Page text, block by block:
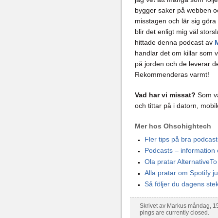
bygger saker på webben
misstagen och lär sig
blir det enligt mig väl
hittade denna podcast av
handlar det om killar som
på jorden och de leverar
Rekommenderas varmt!
Vad har vi missat? Som
och tittar på i datorn,
Mer hos Ohsohightech
Fler tips på bra
Podcasts – information
Ola pratar
Alla pratar om Spotify
Så följer du dagens
Skrivet av Markus måndag,
pings are currently closed.